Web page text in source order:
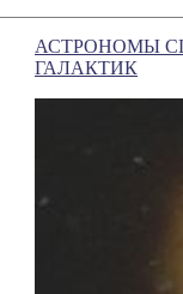
АСТРОНОМЫ
ГАЛАКТИК